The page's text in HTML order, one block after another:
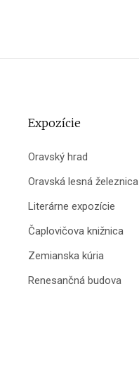
Expozície
Oravský hrad
Oravská lesná železnica
Literárne expozície
Čaplovičova knižnica
Zemianska kúria
Renesančná budova